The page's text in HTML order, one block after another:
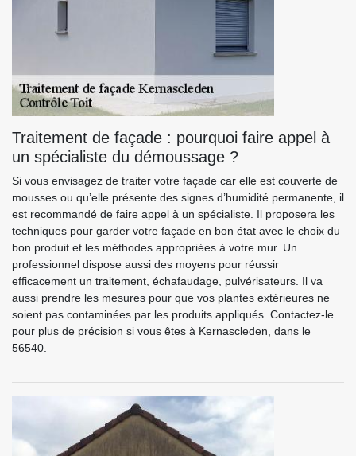
Traitement de façade : pourquoi faire appel à
un spécialiste du démoussage ?
Si vous envisagez de traiter votre façade car elle est couverte de
mousses ou qu’elle présente des signes d’humidité permanente, il
est recommandé de faire appel à un spécialiste. Il proposera les
techniques pour garder votre façade en bon état avec le choix du
bon produit et les méthodes appropriées à votre mur. Un
professionnel dispose aussi des moyens pour réussir
efficacement un traitement, échafaudage, pulvérisateurs. Il va
aussi prendre les mesures pour que vos plantes extérieures ne
soient pas contaminées par les produits appliqués. Contactez-le
pour plus de précision si vous êtes à Kernascleden, dans le
56540.